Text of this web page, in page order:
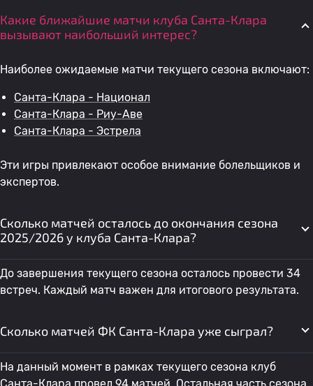
Какие ближайшие матчи клуба Санта-Клара
вызывают наибольший интерес?
Наиболее ожидаемые матчи текущего сезона включают:
Санта-Клара - Национал
Санта-Клара - Риу-Аве
Санта-Клара - Эстрела
Эти игры привлекают особое внимание болельщиков и
экспертов.
Сколько матчей осталось до окончания сезона
2025/2026 у клуба Санта-Клара?
До завершения текущего сезона осталось провести 34
встреч. Каждый матч важен для итогового результата.
Сколько матчей ФК Санта-Клара уже сыграл?
На данный момент в рамках текущего сезона клуб